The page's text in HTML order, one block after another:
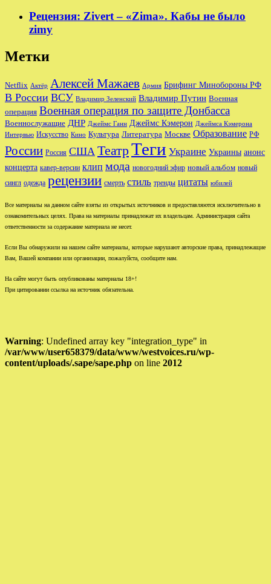
Рецензия: Zivert – «Zima». Кабы не было
zimy
Метки
Netflix Актёр Алексей Мажаев Армия Брифинг Минобороны РФ
В России ВСУ Владимир Зеленский Владимир Путин Военная
операция Военная операция по защите Донбасса
Военнослужащие ДНР Джеймс Ганн Джеймс Кэмерон Джеймса Кэмерона
Интервью Искусство Кино Культура Литература Москве Образование РФ
России Россия США ТеатрТеги Украине Украины анонс
концерта кавер-версии клип мода новогодний эфир новый альбом новый
сингл одежда рецензии смерть стиль тренды цитаты юбилей
Все материалы на данном сайте взяты из открытых источников и предоставляются исключительно в
ознакомительных целях. Права на материалы принадлежат их владельцам. Администрация сайта
ответственности за содержание материала не несет.
Если Вы обнаружили на нашем сайте материалы, которые нарушают авторские права, принадлежащие
Вам, Вашей компании или организации, пожалуйста, сообщите нам.
На сайте могут быть опубликованы материалы 18+!
При цитировании ссылка на источник обязательна.
Warning: Undefined array key "integration_type" in
/var/www/user658379/data/www/westvoices.ru/wp-
content/uploads/.sape/sape.php on line 2012